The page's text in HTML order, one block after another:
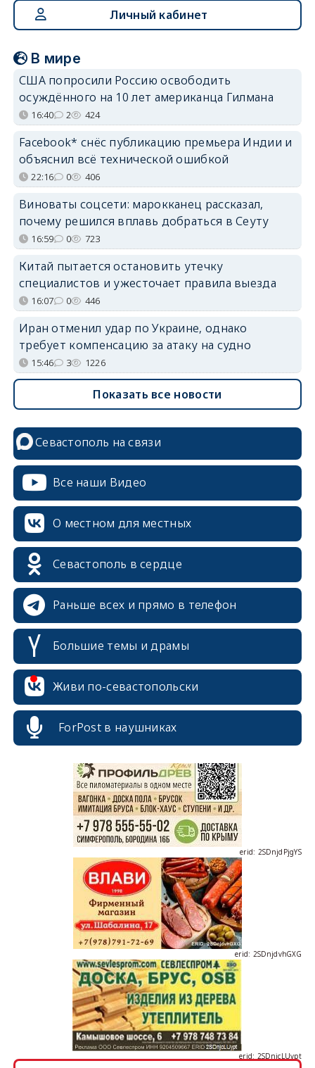
Личный кабинет
В мире
США попросили Россию освободить
осуждённого на 10 лет американца Гилмана
16:40 2 424
Facebook* снёс публикацию премьера Индии и
объяснил всё технической ошибкой
22:16 0 406
Виноваты соцсети: марокканец рассказал,
почему решился вплавь добраться в Сеуту
16:59 0 723
Китай пытается остановить утечку
специалистов и ужесточает правила выезда
16:07 0 446
Иран отменил удар по Украине, однако
требует компенсацию за атаку на судно
15:46 3 1226
Показать все новости
Севастополь на связи
Все наши Видео
О местном для местных
Севастополь в сердце
Раньше всех и прямо в телефон
Большие темы и драмы
Живи по-севастопольски
ForPost в наушниках
erid: 2SDnjdPjgYS
erid: 2SDnjdvhGXG